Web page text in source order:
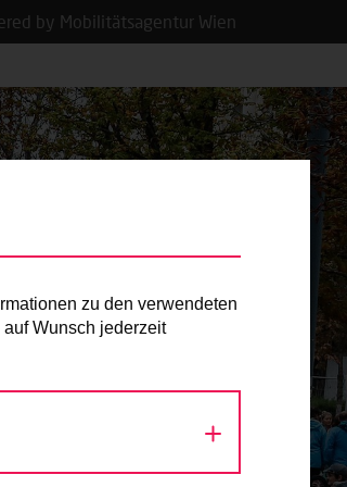
by Mobilitätsagentur Wien
zu den verwendeten
Wunsch jederzeit